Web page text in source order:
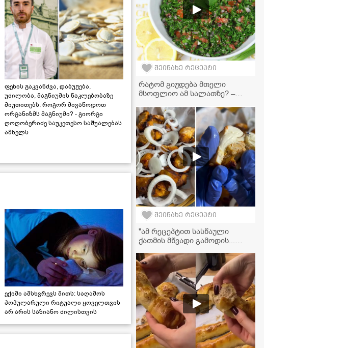
ფეხის გაკვანძვა, დაბუჟება,
უძილობა, მაგნიუმის ნაკლებობაზე
მიუთითებს. როგორ მივაწოდოთ
ორგანიზმს მაგნიუმი? - გიორგი
ღოღობერიძე საუკეთესო საშუალებას
ამხელს
ექიმი ამსხვრევს მითს: საღამოს
პოპულარული რიტუალი ყოველთვის
არ არის საზიანო ძილისთვის
შეინახე რეცეპტი
რატომ გიჟდება მთელი
მსოფლიო ამ სალათზე? –
რეცეპტი
შეინახე რეცეპტი
"ამ რეცეპტით სასწაული
ქათმის მწვადი გამოდის...
მკითხველის ვიდეორეცეპტი